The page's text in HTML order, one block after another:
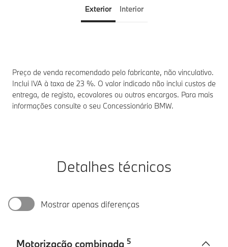
Exterior Interior
Preço de venda recomendado pelo fabricante, não vinculativo.
Inclui IVA à taxa de 23 %. O valor indicado não inclui custos de
entrega, de registo, ecovalores ou outros encargos. Para mais
informações consulte o seu Concessionário BMW.
Detalhes técnicos
Mostrar apenas diferenças
Motorização combinada 5